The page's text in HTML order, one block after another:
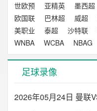
世欧预
亚精英 墨西超
欧国联
巴林超 威超
美职业
泰超 沙特联
WNBA
WCBA NBAG
足球录像